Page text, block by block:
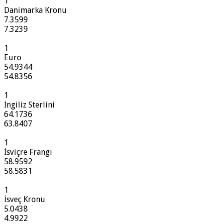
Danimarka Kronu
7.3599
7.3239
1
Euro
54.9344
54.8356
1
İngiliz Sterlini
64.1736
63.8407
1
İsviçre Frangı
58.9592
58.5831
1
İsveç Kronu
5.0438
4.9922